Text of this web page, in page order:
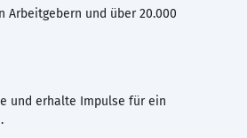
Arbeitgebern und über 20.000
und erhalte Impulse für ein